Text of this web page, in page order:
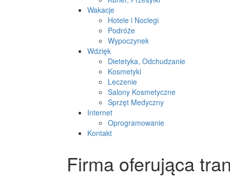
Wakacje
Hotele i Noclegi
Podróże
Wypoczynek
Wdzięk
Dietetyka, Odchudzanie
Kosmetyki
Leczenie
Salony Kosmetyczne
Sprzęt Medyczny
Internet
Oprogramowanie
Kontakt
Firma oferująca